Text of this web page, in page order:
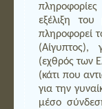
εξέλιξη
πληροφορεί
(Αίγυπτος),
(εχθρός των
(κάτι που
για την
μέσο